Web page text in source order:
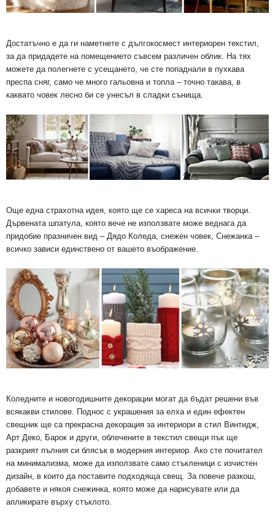
Достатъчно е да ги наметнете с дългокосмест интериорен текстил,
за да придадете на помещението съвсем различен облик. На тях
можете да полегнете с усещането, че сте попаднали в пухкава
преспа сняг, само че много гальовна и топла – точно такава, в
каквато човек лесно би се унесъл в сладки сънища.
Още една страхотна идея, която ще се хареса на всички творци.
Дървената шпатула, която вече не използвате може веднага да
придобие празничен вид – Дядо Коледа, снежен човек, Снежанка –
всичко зависи единствено от вашето въображение.
Коледните и новогодишните декорации могат да бъдат решени във
всякакви стилове. Поднос с украшения за елха и един ефектен
свещник ще са прекрасна декорация за интериори в стил Винтидж,
Арт Деко, Барок и други, облечените в текстил свещи пък ще
разкрият пълния си блясък в модерния интериор. Ако сте почитател
на минимализма, може да използвате само стъкленици с изчистен
дизайн, в които да поставите подходяща свещ. За повече разкош,
добавете и някоя снежинка, която може да нарисувате или да
апликирате върху стъклото.